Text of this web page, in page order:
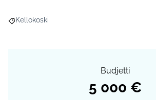
Rajaa tulokset aihepiirin mukaan: Kellokoski
Kellokoski
Budjetti
5 000 €